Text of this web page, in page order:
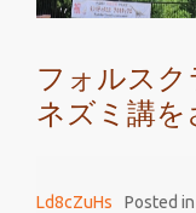
フォルス
ネズミ講を
Ld8cZuHs Posted in